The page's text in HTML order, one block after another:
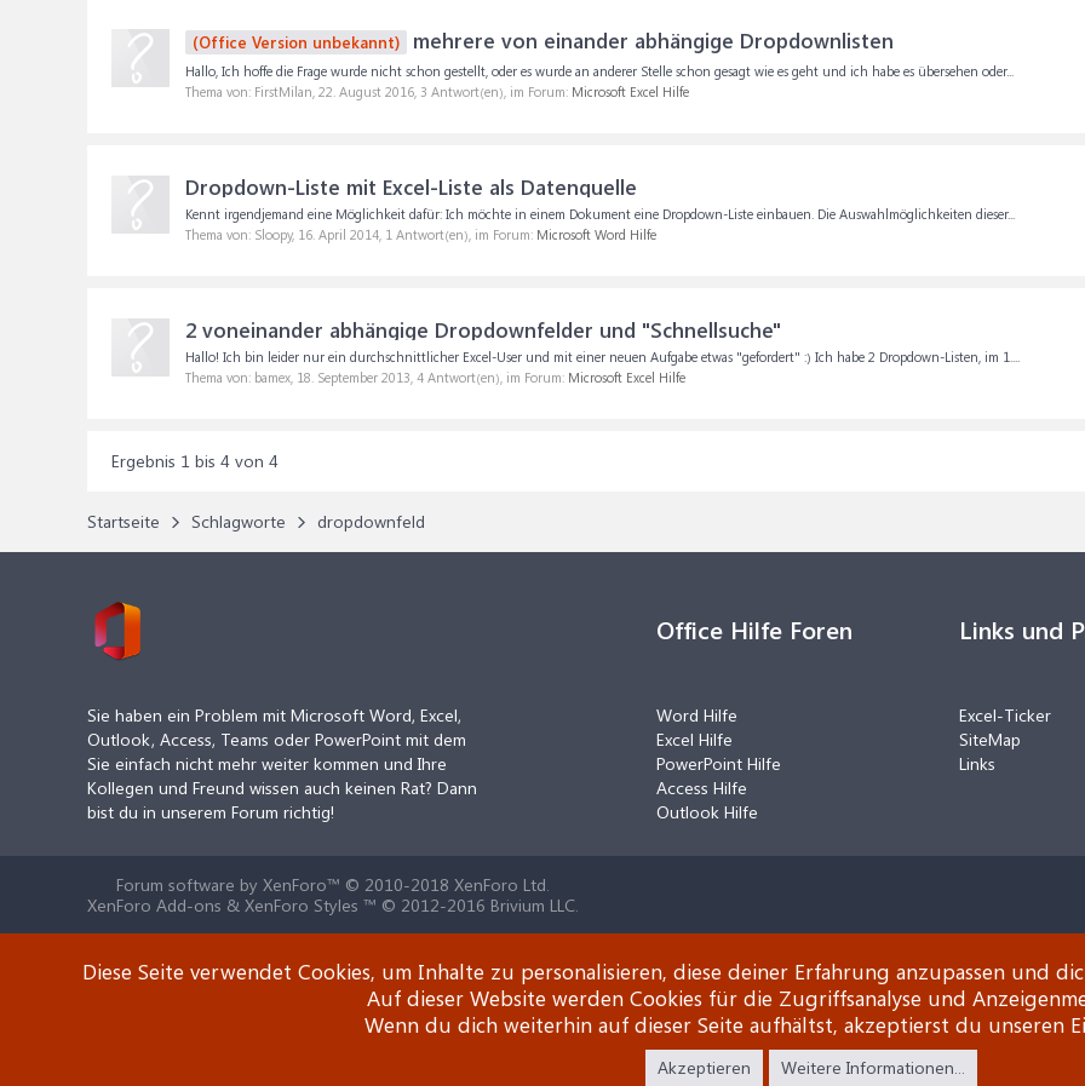
(Office Version unbekannt) mehrere von einander abhängige Dropdownlisten
Hallo, Ich hoffe die Frage wurde nicht schon gestellt, oder es wurde an anderer Stelle schon gesagt wie es geht und ich habe es übersehen oder...
Thema von: FirstMilan, 22. August 2016, 3 Antwort(en), im Forum: Microsoft Excel Hilfe
Dropdown-Liste mit Excel-Liste als Datenquelle
Kennt irgendjemand eine Möglichkeit dafür: Ich möchte in einem Dokument eine Dropdown-Liste einbauen. Die Auswahlmöglichkeiten dieser...
Thema von: Sloopy, 16. April 2014, 1 Antwort(en), im Forum: Microsoft Word Hilfe
2 voneinander abhängige Dropdownfelder und "Schnellsuche"
Hallo! Ich bin leider nur ein durchschnittlicher Excel-User und mit einer neuen Aufgabe etwas "gefordert" :) Ich habe 2 Dropdown-Listen, im 1....
Thema von: bamex, 18. September 2013, 4 Antwort(en), im Forum: Microsoft Excel Hilfe
Ergebnis 1 bis 4 von 4
Startseite Schlagworte dropdownfeld
Sie haben ein Problem mit Microsoft Word, Excel,
Outlook, Access, Teams oder PowerPoint mit dem
Sie einfach nicht mehr weiter kommen und Ihre
Kollegen und Freund wissen auch keinen Rat? Dann
bist du in unserem Forum richtig!
Office Hilfe Foren
Word Hilfe
Excel Hilfe
PowerPoint Hilfe
Access Hilfe
Outlook Hilfe
Links und
Excel-Ticker
SiteMap
Links
Forum software by XenForo™ © 2010-2018 XenForo Ltd.
XenForo Add-ons & XenForo Styles ™ © 2012-2016 Brivium LLC.
Diese Seite verwendet Cookies, um Inhalte zu personalisieren, diese deiner Erfahrung anzupassen und
Auf dieser Website werden Cookies für die Zugriffsanalyse und
Wenn du dich weiterhin auf dieser Seite aufhältst, akzeptierst du unseren
Akzeptieren Weitere Informationen...